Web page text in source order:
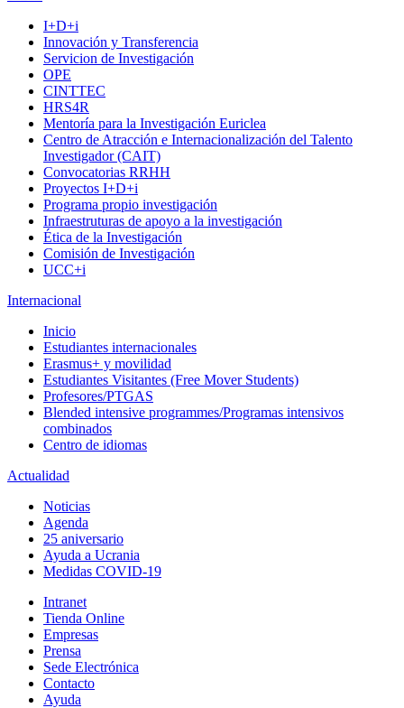
I+D+i
Innovación y Transferencia
Servicion de Investigación
OPE
CINTTEC
HRS4R
Mentoría para la Investigación Euriclea
Centro de Atracción e Internacionalización del Talento
Investigador (CAIT)
Convocatorias RRHH
Proyectos I+D+i
Programa propio investigación
Infraestruturas de apoyo a la investigación
Ética de la Investigación
Comisión de Investigación
UCC+i
Internacional
Inicio
Estudiantes internacionales
Erasmus+ y movilidad
Estudiantes Visitantes (Free Mover Students)
Profesores/PTGAS
Blended intensive programmes/Programas intensivos
combinados
Centro de idiomas
Actualidad
Noticias
Agenda
25 aniversario
Ayuda a Ucrania
Medidas COVID-19
Intranet
Tienda Online
Empresas
Prensa
Sede Electrónica
Contacto
Ayuda